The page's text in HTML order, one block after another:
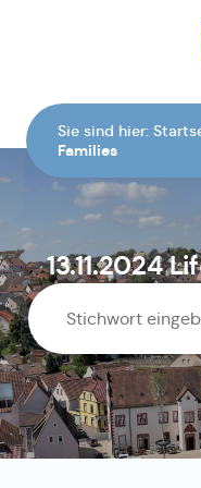
Sie sind hier:
Families
13.11.2024